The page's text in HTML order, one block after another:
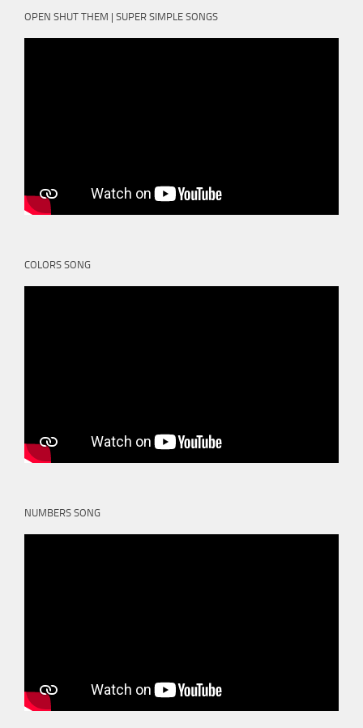
OPEN SHUT THEM | SUPER SIMPLE SONGS
COLORS SONG
NUMBERS SONG